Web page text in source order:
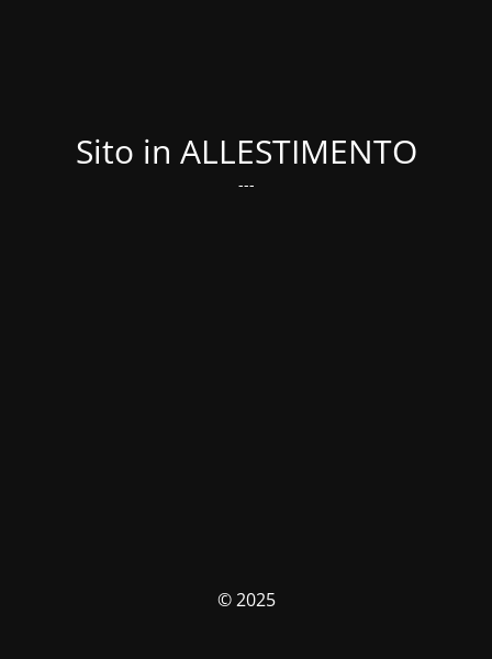
Sito in ALLESTIMENTO
---
© 2025